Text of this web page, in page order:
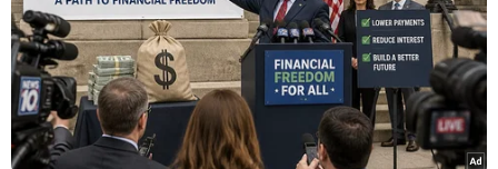
Bộ trưởng Ryacudu đã gọi các phiến quân IS này là
những cỗ máy giết người, đồng thời cho biết trong số
1.200 tay súng IS có mặt tại Philippines, có khoảng 40
phần tử đến từ Indonesia.